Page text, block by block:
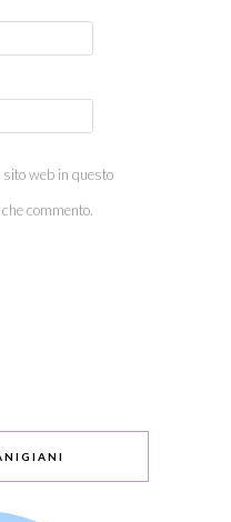
sito web in questo
commento.